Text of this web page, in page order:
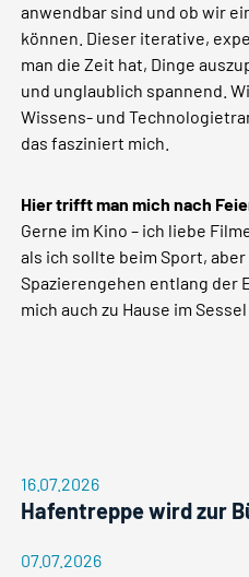
anwendbar sind und ob wir
können. Dieser iterative,
man die Zeit hat, Dinge
und unglaublich spannend.
Wissens- und
das fasziniert mich.
Hier trifft man mich nach
Gerne im Kino – ich liebe
als ich sollte beim Sport,
Spazierengehen entlang der
mich auch zu Hause im
16.07.2026
Hafentreppe wird zur
07.07.2026